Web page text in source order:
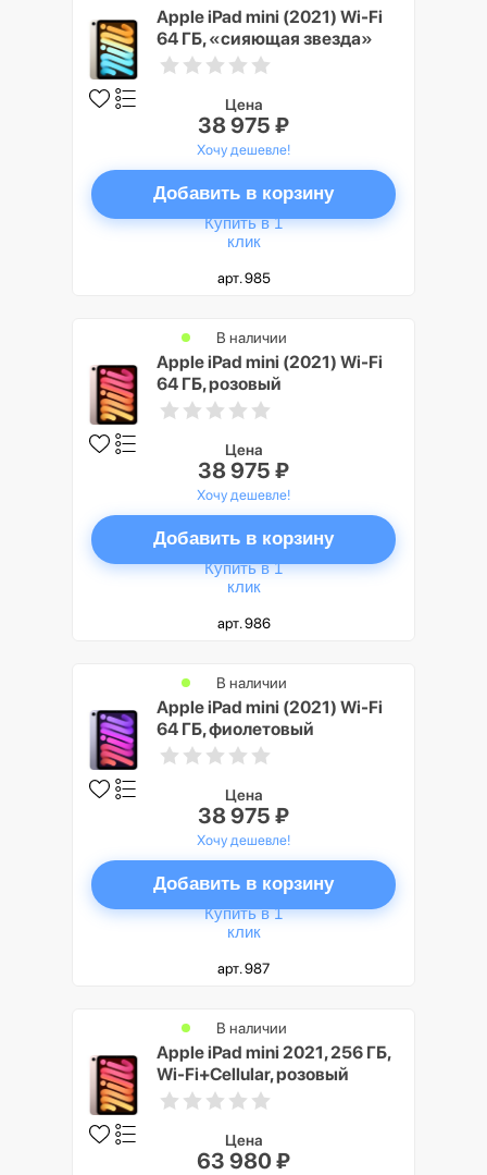
Apple iPad mini (2021) Wi-Fi
64 ГБ, «сияющая звезда»
Цена
38 975 ₽
Хочу дешевле!
Добавить в корзину
Купить в 1
клик
арт. 985
Apple iPad mini (2021) Wi-Fi
64 ГБ, розовый
В наличии
Цена
38 975 ₽
Хочу дешевле!
Добавить в корзину
Купить в 1
клик
арт. 986
Apple iPad mini (2021) Wi-Fi
64 ГБ, фиолетовый
В наличии
Цена
38 975 ₽
Хочу дешевле!
Добавить в корзину
Купить в 1
клик
арт. 987
Apple iPad mini 2021, 256 ГБ,
Wi-Fi+Cellular, розовый
В наличии
Цена
63 980 ₽